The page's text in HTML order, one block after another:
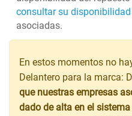
consultar su disponibilidad
asociadas.
En estos momentos no
Delantero para la marca:
que nuestras empresas
dado de alta en el sistema